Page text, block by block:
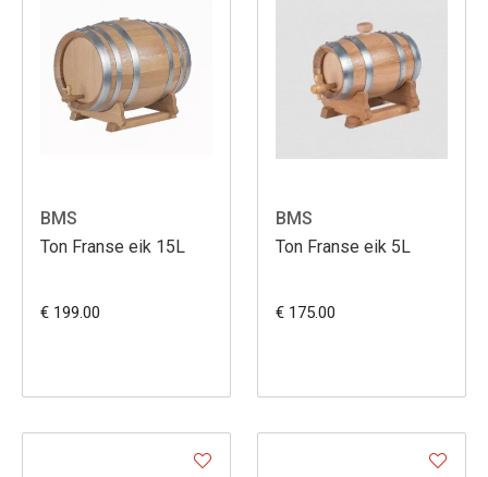
BMS
Ton Franse eik 15L
€ 199.00
BMS
Ton Franse eik 5L
€ 175.00